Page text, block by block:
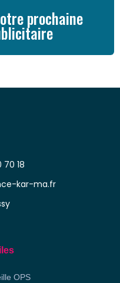
prochaine
70 18
kar-ma.fr
OPS